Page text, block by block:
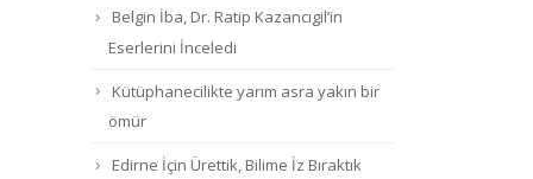
Belgin İba, Dr. Ratip Kazancıgil’in
Eserlerini İnceledi
Kütüphanecilikte yarım asra yakın bir
ömür
Edirne İçin Ürettik, Bilime İz Bıraktık